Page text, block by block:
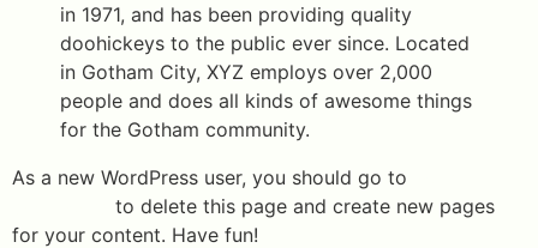
in 1971, and has been providing quality
doohickeys to the public ever since. Located
in Gotham City, XYZ employs over 2,000
people and does all kinds of awesome things
for the Gotham community.
As a new WordPress user, you should go to
to delete this page and create new pages
for your content. Have fun!